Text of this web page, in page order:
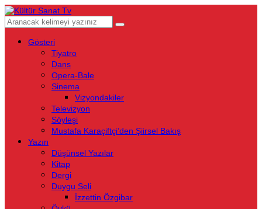
Gösteri
Tiyatro
Dans
Opera-Bale
Sinema
Vizyondakiler
Televizyon
Söyleşi
Mustafa Karaçiftçi’den Şiirsel Bakış
Yazın
Düşünsel Yazılar
Kitap
Dergi
Duygu Seli
İzzettin Özgibar